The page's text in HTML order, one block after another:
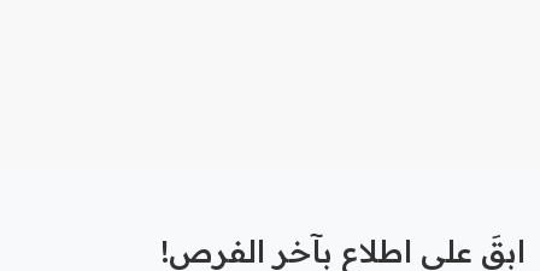
ابقَ على اطلاع بآخر الفرص!